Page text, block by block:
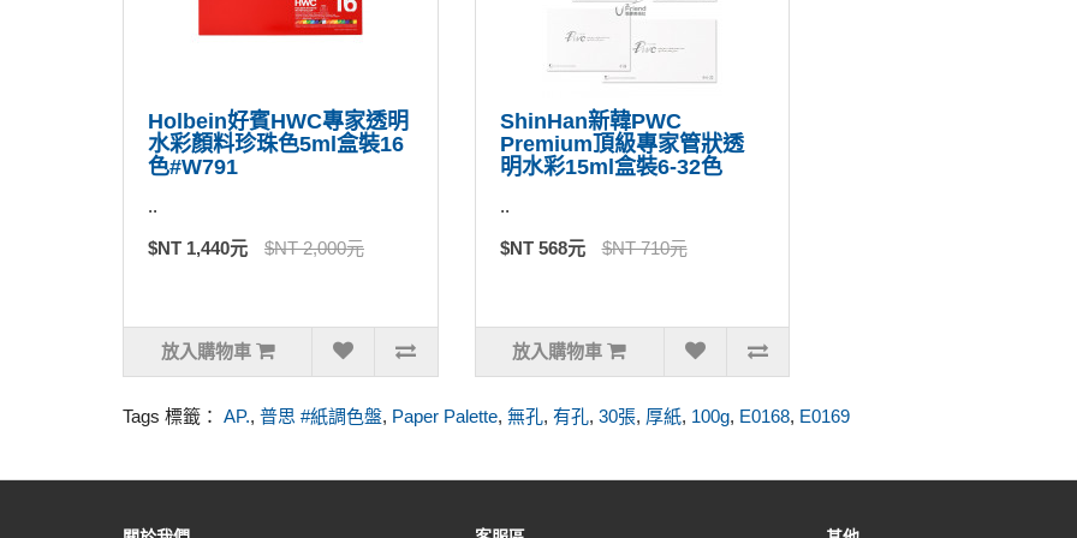
Holbein好賓HWC專家透明
水彩顏料珍珠色5ml盒裝16
色#W791
..
$NT 1,440元 $NT 2,000元
放入購物車
ShinHan新韓PWC
Premium頂級專家管狀透
明水彩15ml盒裝6-32色
..
$NT 568元 $NT 710元
放入購物車
Tags 標籤： AP., 普思 #紙調色盤, Paper Palette, 無孔, 有孔, 30張, 厚紙, 100g, E0168, E0169